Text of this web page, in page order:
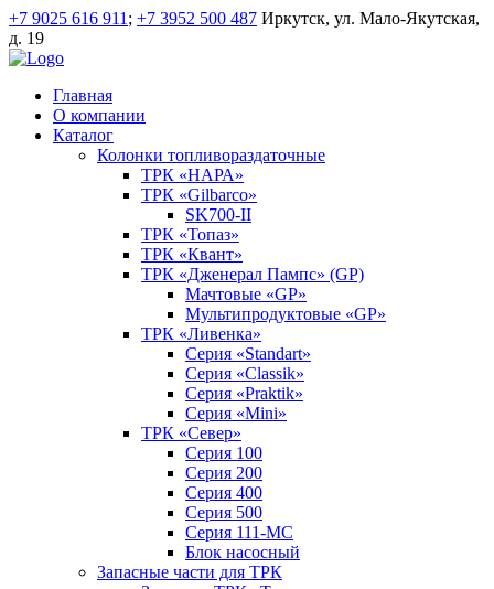
+7 9025 616 911 ; +7 3952 500 487 Иркутск, ул. Мало-Якутская,
д. 19
Главная
О компании
Каталог
Колонки топливораздаточные
ТРК «НАРА»
ТРК «Gilbarco»
SK700-II
ТРК «Топаз»
ТРК «Квант»
ТРК «Дженерал Пампс» (GP)
Мачтовые «GP»
Мультипродуктовые «GP»
ТРК «Ливенка»
Серия «Standart»
Серия «Classik»
Серия «Praktik»
Серия «Mini»
ТРК «Север»
Серия 100
Серия 200
Серия 400
Серия 500
Серия 111-МС
Блок насосный
Запасные части для ТРК